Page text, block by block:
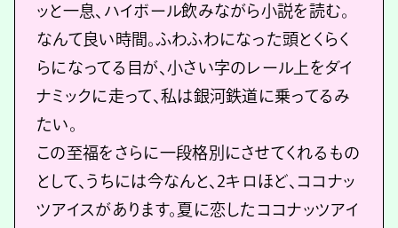
ッと一息、ハイボール飲みながら小説を読む。
なんて良い時間。ふわふわになった頭とくらく
らになってる目が、小さい字のレール上をダイ
ナミックに走って、私は銀河鉄道に乗ってるみ
たい。
この至福をさらに一段格別にさせてくれるもの
として、うちには今なんと、2キロほど、ココナッ
ツアイスがあります。夏に恋したココナッツアイ